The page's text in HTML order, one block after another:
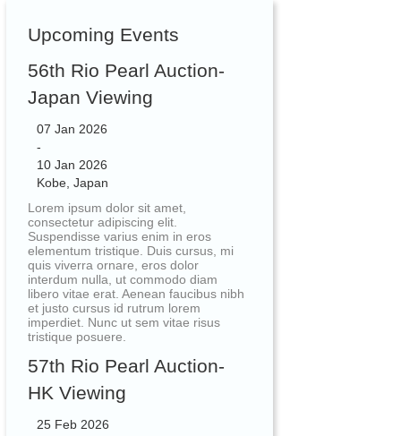
Upcoming Events
56th Rio Pearl Auction-
Japan Viewing
07 Jan 2026
-
10 Jan 2026
Kobe, Japan
Lorem ipsum dolor sit amet,
consectetur adipiscing elit.
Suspendisse varius enim in eros
elementum tristique. Duis cursus, mi
quis viverra ornare, eros dolor
interdum nulla, ut commodo diam
libero vitae erat. Aenean faucibus nibh
et justo cursus id rutrum lorem
imperdiet. Nunc ut sem vitae risus
tristique posuere.
57th Rio Pearl Auction-
HK Viewing
25 Feb 2026